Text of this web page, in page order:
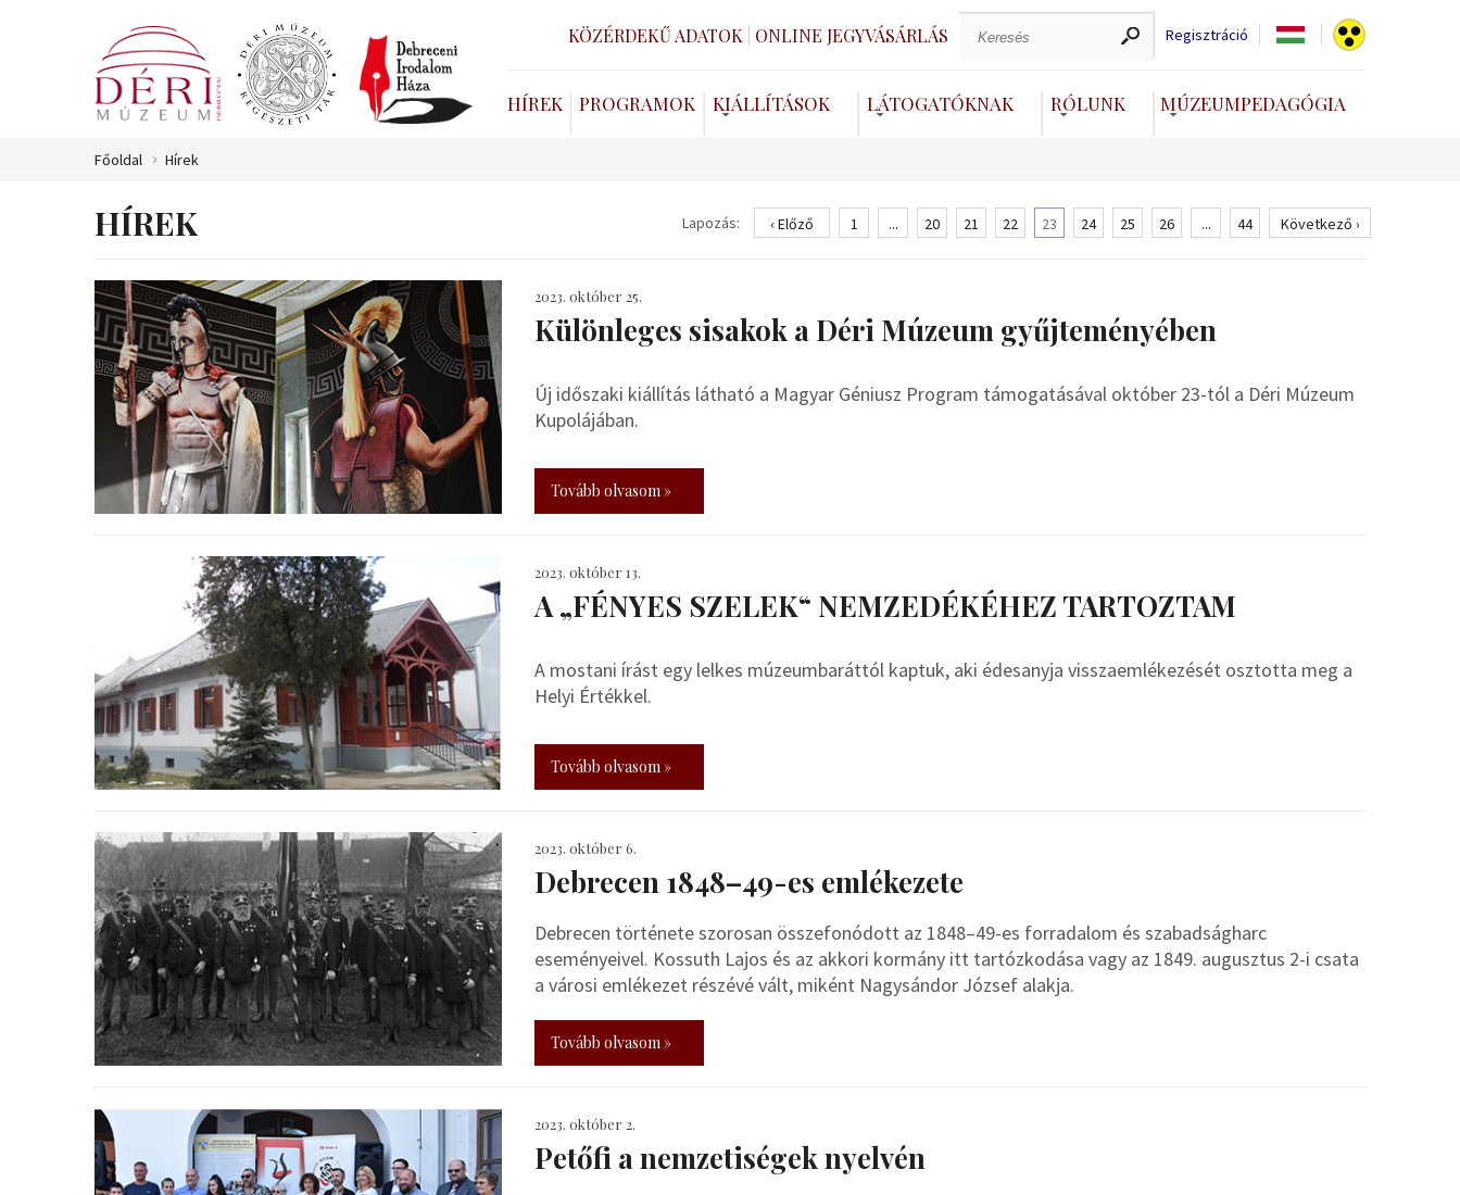
KÖZÉRDEKŰ ADATOK ONLINE JEGYVÁSÁRLÁS Regisztráció
HÍREK PROGRAMOK KIÁLLÍTÁSOK LÁTOGATÓKNAK RÓLUNK MÚZEUMPEDAGÓGIA
Főoldal Hírek
HÍREK Lapozás: ‹ Előző 1 ... 20 21 22 23 24 25 26 ... 44 Következő ›
2023. október 25.
Különleges sisakok a Déri Múzeum gyűjteményében
Új időszaki kiállítás látható a Magyar Géniusz Program támogatásával október 23-tól a Déri Múzeum
Kupolájában.
Tovább olvasom »
2023. október 13.
A „FÉNYES SZELEK“ NEMZEDÉKÉHEZ TARTOZTAM
A mostani írást egy lelkes múzeumbaráttól kaptuk, aki édesanyja visszaemlékezését osztotta meg a
Helyi Értékkel.
Tovább olvasom »
2023. október 6.
Debrecen 1848–49-es emlékezete
Debrecen története szorosan összefonódott az 1848–49-es forradalom és szabadságharc
eseményeivel. Kossuth Lajos és az akkori kormány itt tartózkodása vagy az 1849. augusztus 2-i csata
a városi emlékezet részévé vált, miként Nagysándor József alakja.
Tovább olvasom »
2023. október 2.
Petőfi a nemzetiségek nyelvén